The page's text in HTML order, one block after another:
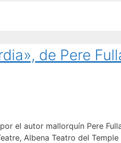
de Pere
el autor mallorquín Pere
Albena Teatro del